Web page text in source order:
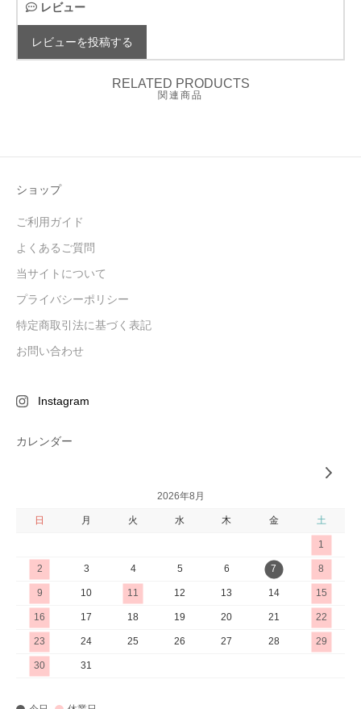
レビュー
レビューを投稿する
RELATED PRODUCTS
関連商品
ショップ
ご利用ガイド
よくあるご質問
当サイトについて
プライバシーポリシー
特定商取引法に基づく表記
お問い合わせ
Instagram
カレンダー
2026年8月
日 月 火 水 木 金 土
1
2 3 4 5 6 7 8
9 10 11 12 13 14 15
16 17 18 19 20 21 22
23 24 25 26 27 28 29
30 31